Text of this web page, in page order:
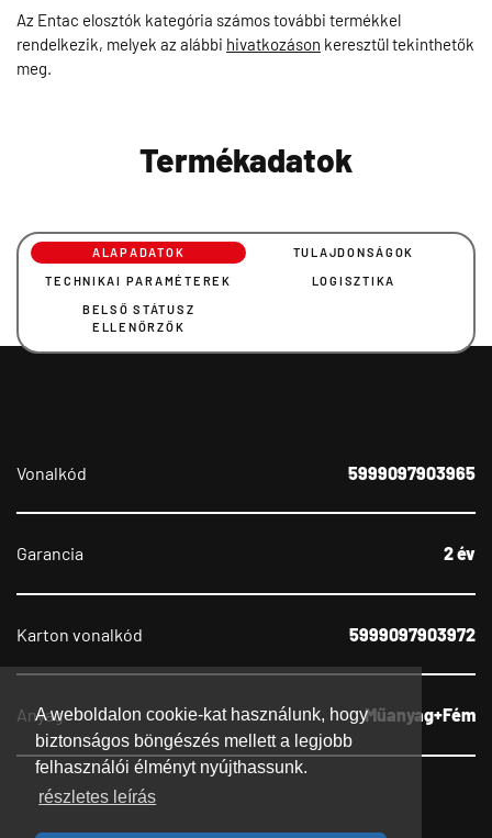
A weboldalon cookie-kat használunk, hogy
biztonságos böngészés mellett a legjobb
felhasználói élményt nyújthassunk.
részletes leírás
Az Entac elosztók kategória számos további termékkel
rendelkezik, melyek az alábbi hivatkozáson keresztül tekinthetők
meg.
Termékadatok
ALAPADATOK
TULAJDONSÁGOK
TECHNIKAI PARAMÉTEREK
LOGISZTIKA
BELSŐ STÁTUSZ
ELLENŐRZŐK
Vonalkód 5999097903965
Garancia 2 év
Karton vonalkód 5999097903972
Anyag Műanyag+Fém